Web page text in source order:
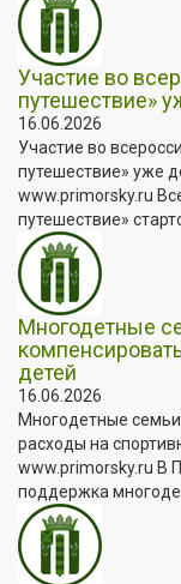
Участие во
путешествие»
16.06.2026
Участие во
путешествие» уже
www.primorsky.ru
путешествие»
Многодетные
детей
16.06.2026
Многодетные
расходы на
www.primorsky.ru В
поддержка